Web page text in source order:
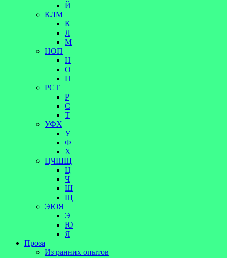
Й
КЛМ
К
Л
М
НОП
Н
О
П
РСТ
Р
С
Т
УФХ
У
Ф
Х
ЦЧШЩ
Ц
Ч
Ш
Щ
ЭЮЯ
Э
Ю
Я
Проза
Из ранних опытов